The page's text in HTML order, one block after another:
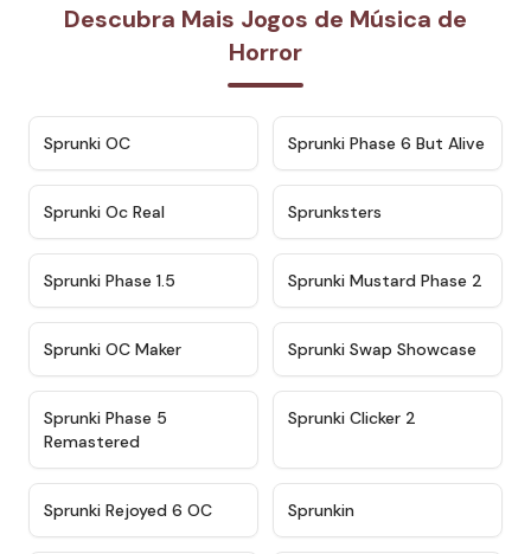
Descubra Mais Jogos de Música de
Horror
Sprunki OC ★ 4.9
Sprunki Phase 6 But Alive
Sprunki Oc Real Sprunksters
Sprunki Phase 1.5 ★ 4.4
Sprunki Mustard Phase 2
Sprunki OC Maker ★ 4.6
Sprunki Swap Showcase
Sprunki Phase 5
Remastered
Sprunki Clicker 2
★ 4.4
Sprunki Rejoyed 6 OC Sprunkin